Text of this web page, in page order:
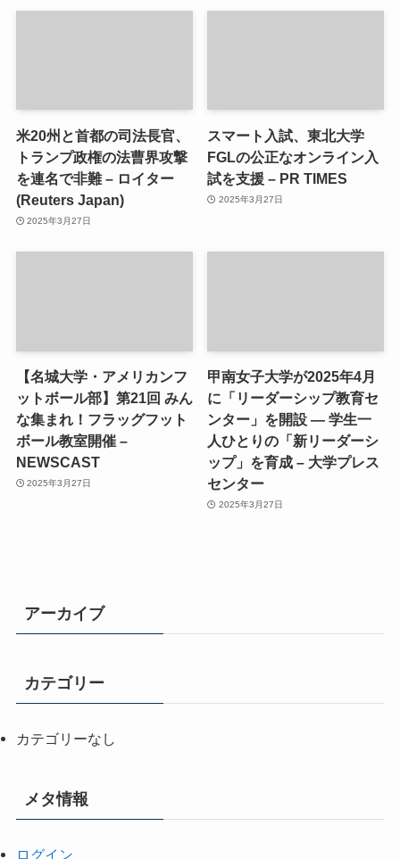
米20州と首都の司法長官、
トランプ政権の法曹界攻撃
を連名で非難 – ロイター
(Reuters Japan)
2025年3月27日
スマート入試、東北大学
FGLの公正なオンライン入
試を支援 – PR TIMES
2025年3月27日
【名城大学・アメリカンフ
ットボール部】第21回 みん
な集まれ！フラッグフット
ボール教室開催 –
NEWSCAST
2025年3月27日
甲南女子大学が2025年4月
に「リーダーシップ教育セ
ンター」を開設 ― 学生一
人ひとりの「新リーダーシ
ップ」を育成 – 大学プレス
センター
2025年3月27日
アーカイブ
カテゴリー
カテゴリーなし
メタ情報
ログイン